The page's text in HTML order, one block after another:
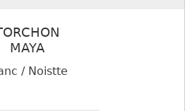
MAYA
/ Noistte